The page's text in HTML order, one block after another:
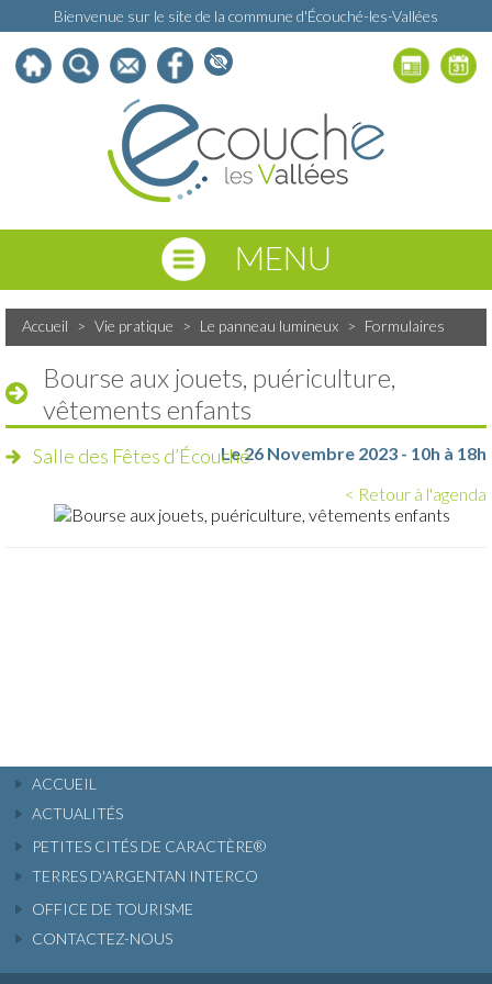
Bienvenue sur le site de la commune d'Écouché-les-Vallées
MENU
Accueil > Vie pratique > Le panneau lumineux > Formulaires
Bourse aux jouets, puériculture,
vêtements enfants
Salle des Fêtes d’ÉcouchéLe 26 Novembre 2023 - 10h à 18h
< Retour à l'agenda
ACCUEIL
ACTUALITÉS
PETITES CITÉS DE CARACTÈRE®
TERRES D'ARGENTAN INTERCO
OFFICE DE TOURISME
CONTACTEZ-NOUS